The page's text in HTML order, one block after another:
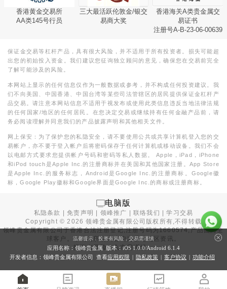
香港黄金交易所
AA类145号行员
三大最活跃伦敦金/银交
易商大奖
香港海关A类贵金属交
易证书
注册号A-B-23-06-00639
保证金交易等杠杆产品，具有很大风险，并不适用于所有投资者。损失可能超
出您的初始投入资金。我们建议您征询独立顾问的意见，确保您在交易前完全
了解可能涉及的风险。
本网站上显示的任何信息仅作为一般数据或参考，并不构成任何投资建议。我
们不向美国、中国香港、中国台湾等某些司法管辖区的居民提供保证金杠杆产
品交易。请注意本网站信息不适用于视发布或使用此类信息违反当地法律法规
的任何国家/地区的任何居民。在您决定交易或继续持有任何金融产品前，请
务必阅读理解并同意我们的产品披露声明和其他相关文件。
网上保安：为了保护您的私隐安全，请不要使用公共或共享计算机登入您的交
易帐户，亦不要于登入帐户后将密码保存于任何计算机或移动设备。我们不会
以电邮方式要求您提供帐户号码和密码等私人数据。 Apple，iPad，iPhone
和iPod touch是Apple Inc.的注册商标并在美国和其他国家注册。App Store
是Apple Inc.的服务标志，Android是Google Inc.的注册商标。Google徽
标，Google Play徽标和Google界面是Google Inc.的商标或注册商标。
电脑版
私隐条款 |免责声明 领峰推广 |联络我们 |学习交易
Copyright ©2026 领峰贵金属有限公司版权所有,不得转载
领峰贵金属有限公司于香港合法注册登记,注册号码为1660574,产品面向全
球客户。本站内所有内容均为香港地区资讯。
投资有风险，入市需谨慎。
温馨提示：投资有风险，交易需谨慎
应用名称：领峰贵金属 版本：iOS 1.0.0/Android 6.1.4
开发者信息：领峰贵金属有限公司 查看应用权限 | 隐私政策 | 客户协议 | 功能介绍